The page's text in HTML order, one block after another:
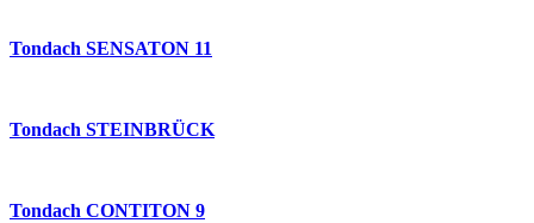
Tondach SENSATON 11
Tondach STEINBRÜCK
Tondach CONTITON 9